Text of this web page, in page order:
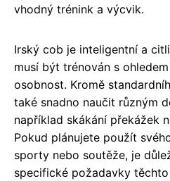
vhodný trénink a výcvik.
Irský cob je inteligentní a
musí být trénován s
osobnost. Kromě
také snadno naučit různým
například skákání překážek
Pokud plánujete použít
sporty nebo soutěže, je
specifické požadavky